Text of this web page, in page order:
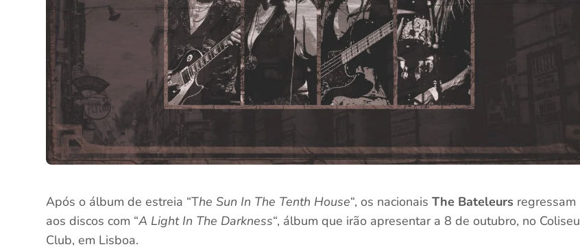
Após o álbum de estreia “The Sun In The Tenth House“, os nacionaisThe Bateleurs regressam
aos discos com “A Light In The Darkness“, álbum que irão apresentar a 8 de outubro, no Coliseu
Club, em Lisboa.